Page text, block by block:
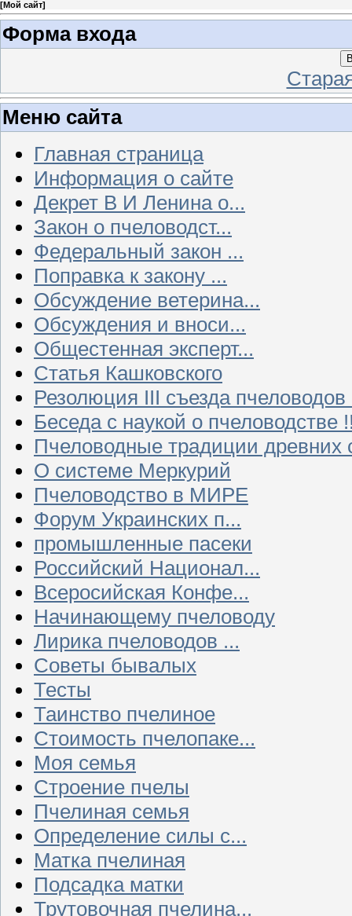
[Мой сайт]
Форма входа
Меню сайта
Главная страница
Информация о сайте
Декрет В И Ленина о...
Закон о пчеловодст...
Федеральный закон ...
Поправка к закону ...
Обсуждение ветерина...
Обсуждения и вноси...
Общестенная эксперт...
Статья Кашковского
Резолюция III съезда
Беседа с наукой о пчеловодстве
Пчеловодные традиции древних
О системе Меркурий
Пчеловодство в МИРЕ
Форум Украинских п...
промышленные пасеки
Российский Национал...
Всеросийская Конфе...
Начинающему пчеловоду
Лирика пчеловодов ...
Советы бывалых
Тесты
Таинство пчелиное
Стоимость пчелопаке...
Моя семья
Строение пчелы
Пчелиная семья
Определение силы с...
Матка пчелиная
Подсадка матки
Трутовочная пчелина...